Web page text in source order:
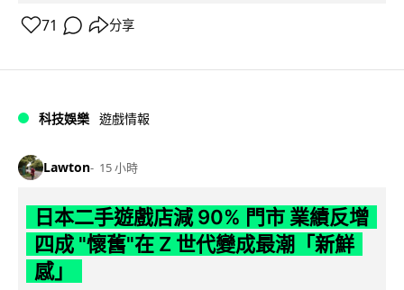
71 分享
科技娛樂 遊戲情報
Lawton 15 小時
日本二手遊戲店減 90% 門市 業績反增
四成 "懷舊"在 Z 世代變成最潮「新鮮
感」